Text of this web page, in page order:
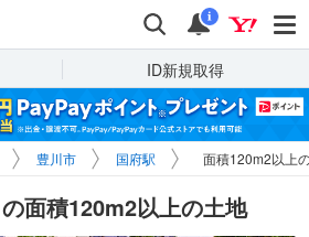
検索 通知
i
ID新規取得
豊川市 国府駅 面積120m2以上
面積120m2以上の土地